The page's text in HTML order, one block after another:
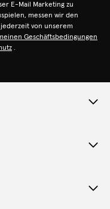
E-Mail Marketing zu
messen wir den
von unserem
Geschäftsbedingungen
.